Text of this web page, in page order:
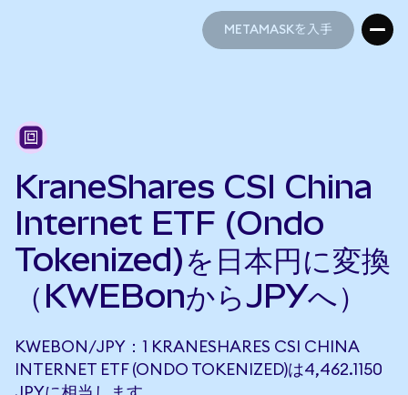
METAMASKを入手
KraneShares CSI China
Internet ETF (Ondo
Tokenized)を日本円に変換
（KWEBonからJPYへ）
KWEBON/JPY：1 KRANESHARES CSI CHINA
INTERNET ETF (ONDO TOKENIZED)は4,462.1150